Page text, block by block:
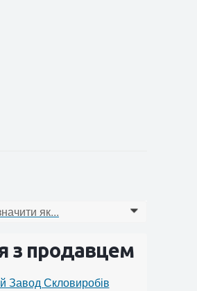
як... 0
з продавцем
Завод Скловиробів